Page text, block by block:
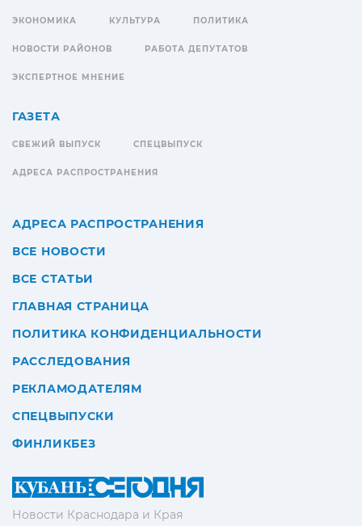
Новости Краснодара и Края
ЭКОНОМИКА КУЛЬТУРА ПОЛИТИКА
НОВОСТИ РАЙОНОВ РАБОТА ДЕПУТАТОВ
ЭКСПЕРТНОЕ МНЕНИЕ
ГАЗЕТА
СВЕЖИЙ ВЫПУСК СПЕЦВЫПУСК
АДРЕСА РАСПРОСТРАНЕНИЯ
АДРЕСА РАСПРОСТРАНЕНИЯ
ВСЕ НОВОСТИ
ВСЕ СТАТЬИ
ГЛАВНАЯ СТРАНИЦА
ПОЛИТИКА КОНФИДЕНЦИАЛЬНОСТИ
РАССЛЕДОВАНИЯ
РЕКЛАМОДАТЕЛЯМ
СПЕЦВЫПУСКИ
ФИНЛИКБЕЗ